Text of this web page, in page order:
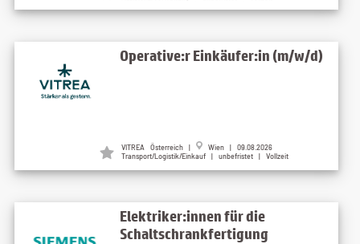
Operative:r Einkäufer:in (m/w/d)
VITREA Österreich | Wien | 09.08.2026
Transport/Logistik/Einkauf | unbefristet | Vollzeit
Elektriker:innen für die
Schaltschrankfertigung